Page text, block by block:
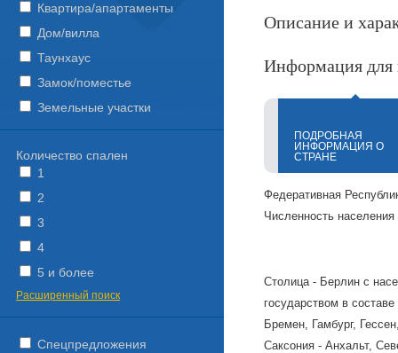
Описание и
Информация для
ПОДРОБНАЯ
ИНФОРМАЦИЯ О
СТРАНЕ
Федеративная
Численность
Столица - Берлин с
государством в
Бремен, Гамбург,
Саксония - Анхальт,
Квартира/апартаменты
Дом/вилла
Таунхаус
Замок/поместье
Земельные участки
Количество спален
1
2
3
4
5 и более
Расширенный поиск
Спецпредложения